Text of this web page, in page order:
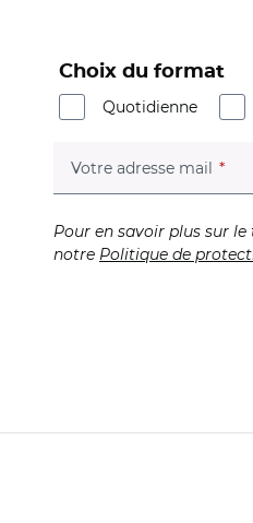
Choix du format
Quotidienne
Votre adresse mail
Pour en savoir plus sur
notre Politique de